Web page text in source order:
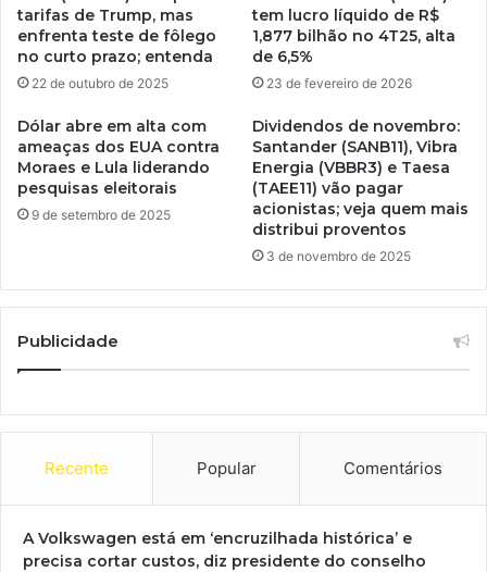
tarifas de Trump, mas
enfrenta teste de fôlego
no curto prazo; entenda
22 de outubro de 2025
tem lucro líquido de R$
1,877 bilhão no 4T25, alta
de 6,5%
23 de fevereiro de 2026
Dólar abre em alta com
ameaças dos EUA contra
Moraes e Lula liderando
pesquisas eleitorais
9 de setembro de 2025
Dividendos de novembro:
Santander (SANB11), Vibra
Energia (VBBR3) e Taesa
(TAEE11) vão pagar
acionistas; veja quem mais
distribui proventos
3 de novembro de 2025
Publicidade
Recente Popular Comentários
A Volkswagen está em ‘encruzilhada histórica’ e
precisa cortar custos, diz presidente do conselho